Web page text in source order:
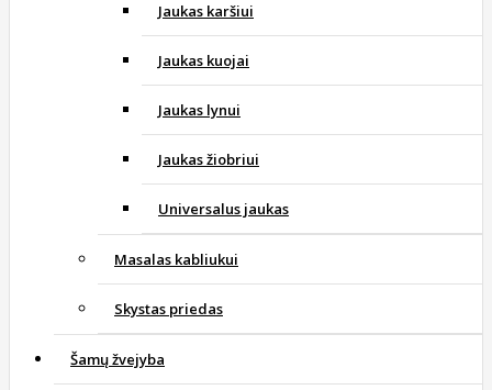
Jaukas karšiui
Jaukas kuojai
Jaukas lynui
Jaukas žiobriui
Universalus jaukas
Masalas kabliukui
Skystas priedas
Šamų žvejyba